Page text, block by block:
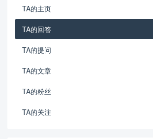
TA的主页
TA的回答
TA的提问
TA的文章
TA的粉丝
TA的关注